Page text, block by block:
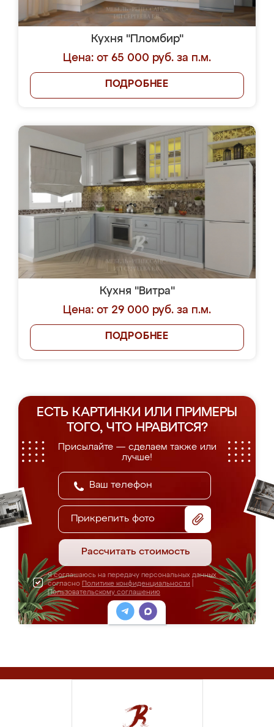
Кухня "Пломбир"
Цена: от 65 000 руб. за п.м.
ПОДРОБНЕЕ
Кухня "Витра"
Цена: от 29 000 руб. за п.м.
ПОДРОБНЕЕ
ЕСТЬ КАРТИНКИ ИЛИ ПРИМЕРЫ
ТОГО, ЧТО НРАВИТСЯ?
Присылайте — сделаем также или
лучше!
Прикрепить фото
Рассчитать стоимость
Я соглашаюсь на передачу персональных данных
согласно Политике конфиденциальности
Пользовательскому соглашению